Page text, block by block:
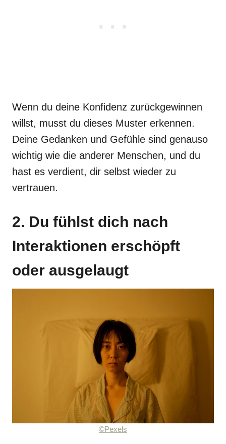
Wenn du deine Konfidenz zurückgewinnen
willst, musst du dieses Muster erkennen.
Deine Gedanken und Gefühle sind genauso
wichtig wie die anderer Menschen, und du
hast es verdient, dir selbst wieder zu
vertrauen.
2. Du fühlst dich nach
Interaktionen erschöpft
oder ausgelaugt
©Pexels